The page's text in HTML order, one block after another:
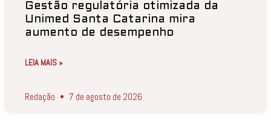
Gestão regulatória otimizada da
Unimed Santa Catarina mira
aumento de desempenho
LEIA MAIS »
Redação 7 de agosto de 2026